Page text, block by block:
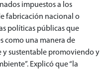
impuestos a los
fabricación nacional o
políticas públicas que
como una manera de
y sustentable promoviendo y
Explicó que “la